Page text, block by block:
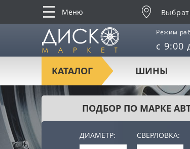
Меню
Режим
с 9:00
КАТАЛОГ ШИНЫ
ПОДБОР ПО МАРКЕ
ДИАМЕТР: СВЕРЛОВКА: